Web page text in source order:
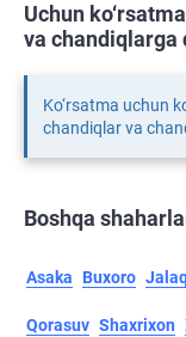
Uchun
va chandiqlarga
Ko‘rsatma uchun
chandiqlar va
Boshqa
Asaka Buxoro
Qorasuv Shaxrixon